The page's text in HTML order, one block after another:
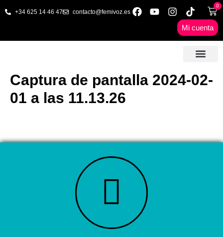
+34 625 14 46 47 contacto@femivoz.es
0
Mi cuenta
Captura de pantalla 2024-02-
01 a las 11.13.26